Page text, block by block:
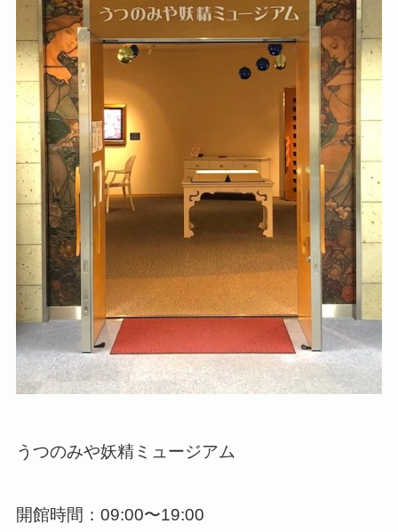
うつのみや妖精ミュージアム
開館時間：09:00〜19:00